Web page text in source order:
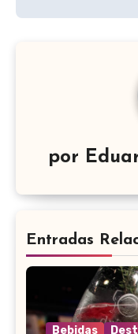
por
Entradas
Bebidas